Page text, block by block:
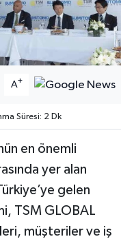
A+
Süresi: 2 Dk
en önemli
yer alan
gelen
TSM GLOBAL
müşteriler ve iş